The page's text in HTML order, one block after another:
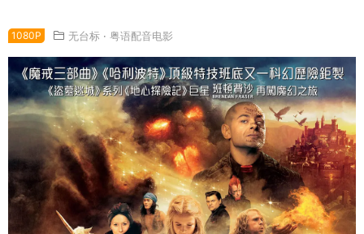
1080P 无台标 · 粤语配音电影